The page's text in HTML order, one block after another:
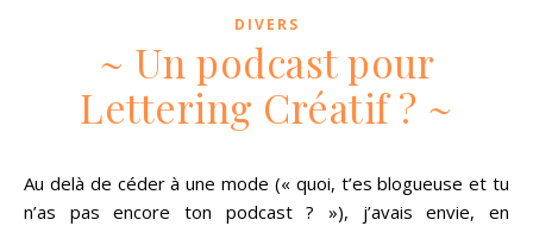
DIVERS
~ Un podcast pour
Lettering Créatif ? ~
Au delà de céder à une mode (« quoi, t’es blogueuse et tu
n’as pas encore ton podcast ? »), j’avais envie, en